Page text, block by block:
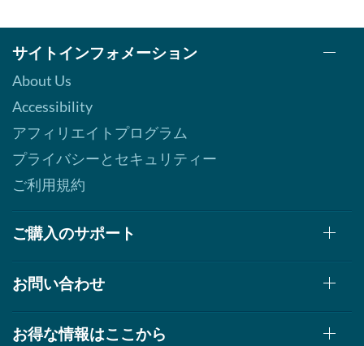
サイトインフォメーション
About Us
Accessibility
アフィリエイトプログラム
プライバシーとセキュリティー
ご利用規約
ご購入のサポート
お問い合わせ
お得な情報はここから